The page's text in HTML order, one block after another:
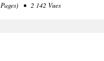
• 2 142 Vues